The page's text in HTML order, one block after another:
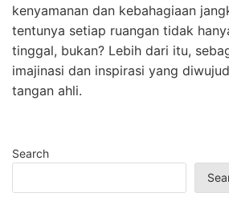
kenyamanan dan kebahagiaan
tentunya setiap ruangan tidak
tinggal, bukan? Lebih dari itu,
imajinasi dan inspirasi yang
tangan ahli.
Search